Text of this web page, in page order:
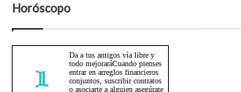
Horóscopo